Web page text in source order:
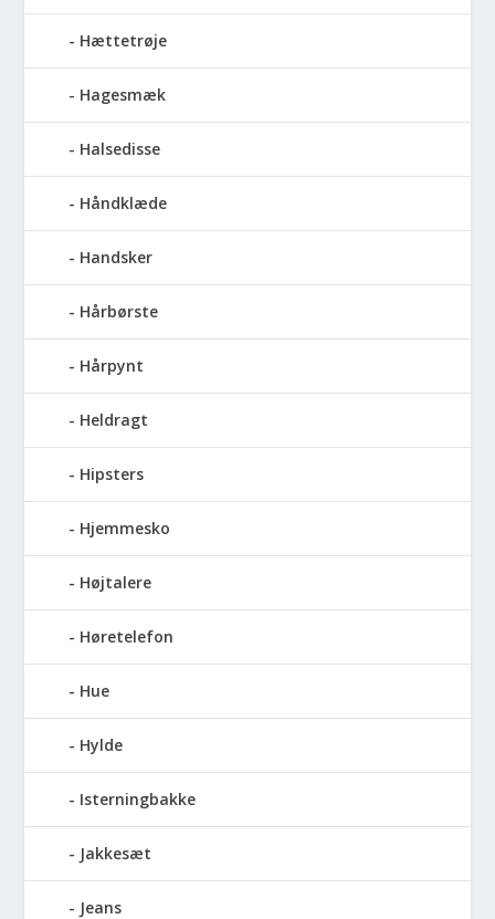
Hættetrøje
Hagesmæk
Halsedisse
Håndklæde
Handsker
Hårbørste
Hårpynt
Heldragt
Hipsters
Hjemmesko
Højtalere
Høretelefon
Hue
Hylde
Isterningbakke
Jakkesæt
Jeans